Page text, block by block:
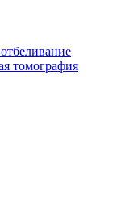
томография